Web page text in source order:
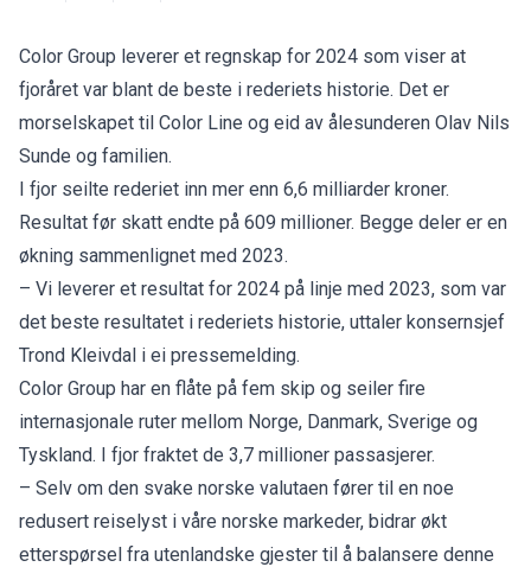
Color Group leverer et regnskap for 2024 som viser at
fjoråret var blant de beste i rederiets historie. Det er
morselskapet til Color Line og eid av ålesunderen Olav Nils
Sunde og familien.
I fjor seilte rederiet inn mer enn 6,6 milliarder kroner.
Resultat før skatt endte på 609 millioner. Begge deler er en
økning sammenlignet med 2023.
– Vi leverer et resultat for 2024 på linje med 2023, som var
det beste resultatet i rederiets historie, uttaler konsernsjef
Trond Kleivdal i ei pressemelding.
Color Group har en flåte på fem skip og seiler fire
internasjonale ruter mellom Norge, Danmark, Sverige og
Tyskland. I fjor fraktet de 3,7 millioner passasjerer.
– Selv om den svake norske valutaen fører til en noe
redusert reiselyst i våre norske markeder, bidrar økt
etterspørsel fra utenlandske gjester til å balansere denne